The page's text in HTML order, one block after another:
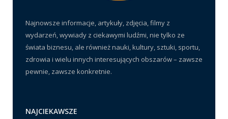
Najnowsze informacje, artykuły, zdjęcia, filmy z
wydarzeń, wywiady z ciekawymi ludźmi, nie tylko ze
świata biznesu, ale również nauki, kultury, sztuki, sportu,
zdrowia i wielu innych interesujących obszarów – zawsze
pewnie, zawsze konkretnie.
NAJCIEKAWSZE